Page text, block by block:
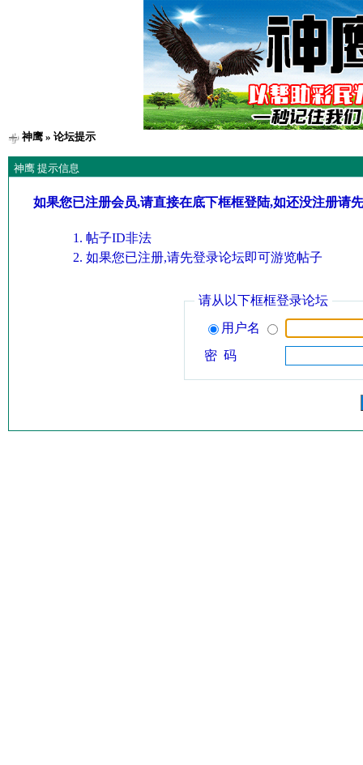
神鹰» 论坛提示
神鹰 提示信息
如果您已注册会员,请直接在底下框框登陆,如还没注册请
帖子ID非法
如果您已注册,请先登录论坛即可游览帖子
请从以下框框登录论坛
用户名
密 码